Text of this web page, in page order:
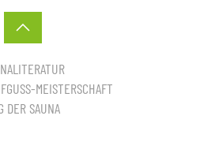
MEISTERSCHAFT
DER SAUNA